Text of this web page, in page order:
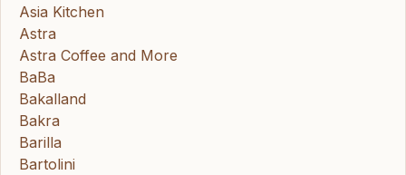
Asia Kitchen
Astra
Astra Coffee and More
BaBa
Bakalland
Bakra
Barilla
Bartolini